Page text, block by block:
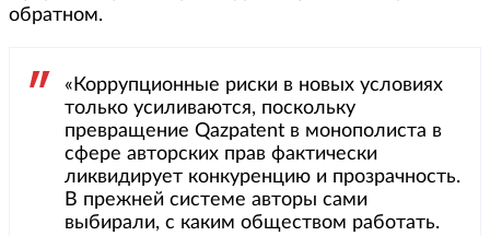
обратном.
«Коррупционные риски в новых условиях
только усиливаются, поскольку
превращение Qazpatent в монополиста в
сфере авторских прав фактически
ликвидирует конкуренцию и прозрачность.
В прежней системе авторы сами
выбирали, с каким обществом работать.